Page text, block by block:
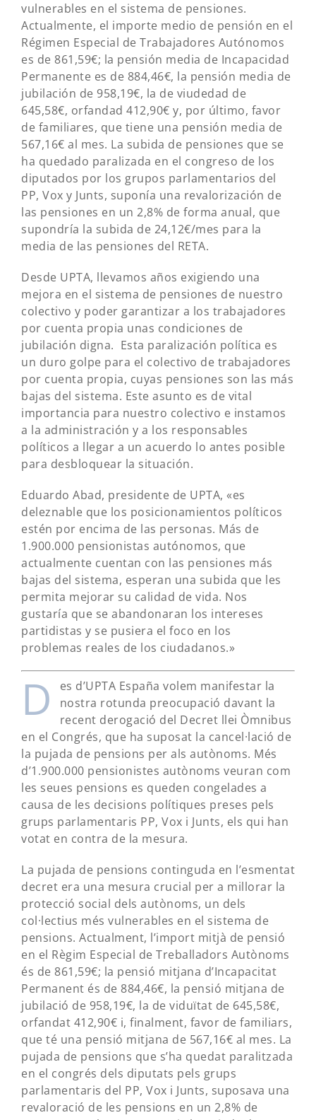
vulnerables en el sistema de pensiones.
Actualmente, el importe medio de pensión en el
Régimen Especial de Trabajadores Autónomos
es de 861,59€; la pensión media de Incapacidad
Permanente es de 884,46€, la pensión media de
jubilación de 958,19€, la de viudedad de
645,58€, orfandad 412,90€ y, por último, favor
de familiares, que tiene una pensión media de
567,16€ al mes. La subida de pensiones que se
ha quedado paralizada en el congreso de los
diputados por los grupos parlamentarios del
PP, Vox y Junts, suponía una revalorización de
las pensiones en un 2,8% de forma anual, que
supondría la subida de 24,12€/mes para la
media de las pensiones del RETA.
Desde UPTA, llevamos años exigiendo una
mejora en el sistema de pensiones de nuestro
colectivo y poder garantizar a los trabajadores
por cuenta propia unas condiciones de
jubilación digna. Esta paralización política es
un duro golpe para el colectivo de trabajadores
por cuenta propia, cuyas pensiones son las más
bajas del sistema. Este asunto es de vital
importancia para nuestro colectivo e instamos
a la administración y a los responsables
políticos a llegar a un acuerdo lo antes posible
para desbloquear la situación.
Eduardo Abad, presidente de UPTA, «es
deleznable que los posicionamientos políticos
estén por encima de las personas. Más de
1.900.000 pensionistas autónomos, que
actualmente cuentan con las pensiones más
bajas del sistema, esperan una subida que les
permita mejorar su calidad de vida. Nos
gustaría que se abandonaran los intereses
partidistas y se pusiera el foco en los
problemas reales de los ciudadanos.»
D
es d’UPTA España volem manifestar la
nostra rotunda preocupació davant la
recent derogació del Decret llei Òmnibus
en el Congrés, que ha suposat la cancel·lació de
la pujada de pensions per als autònoms. Més
d’1.900.000 pensionistes autònoms veuran com
les seues pensions es queden congelades a
causa de les decisions polítiques preses pels
grups parlamentaris PP, Vox i Junts, els qui han
votat en contra de la mesura.
La pujada de pensions continguda en l’esmentat
decret era una mesura crucial per a millorar la
protecció social dels autònoms, un dels
col·lectius més vulnerables en el sistema de
pensions. Actualment, l’import mitjà de pensió
en el Règim Especial de Treballadors Autònoms
és de 861,59€; la pensió mitjana d’Incapacitat
Permanent és de 884,46€, la pensió mitjana de
jubilació de 958,19€, la de viduïtat de 645,58€,
orfandat 412,90€ i, finalment, favor de familiars,
que té una pensió mitjana de 567,16€ al mes. La
pujada de pensions que s’ha quedat paralitzada
en el congrés dels diputats pels grups
parlamentaris del PP, Vox i Junts, suposava una
revaloració de les pensions en un 2,8% de